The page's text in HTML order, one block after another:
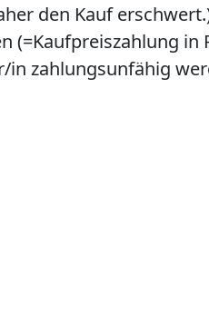
den Kauf
(=Kaufpreiszahlung in
in zahlungsunfähig